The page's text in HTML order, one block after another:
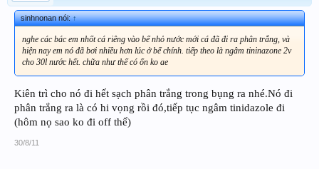
sinhnonan nói:↑
nghe các bác em nhốt cá riêng vào bể nhỏ nước mới cá đã đi ra phân trắng, và
hiện nay em nó đã bơi nhiều hơn lúc ở bể chính. tiếp theo là ngâm tininazone 2v
cho 30l nước hết. chữa như thế có ổn ko ae
Kiên trì cho nó đi hết sạch phân trắng trong bụng ra nhé.Nó đi
phân trắng ra là có hi vọng rồi đó,tiếp tục ngâm tinidazole đi
(hôm nọ sao ko đi off thế)
30/8/11